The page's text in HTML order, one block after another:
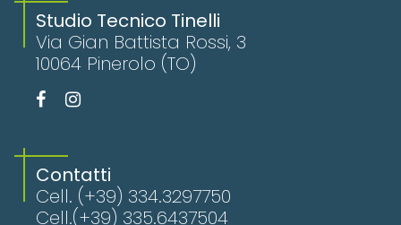
Studio Tecnico Tinelli
Via Gian Battista Rossi, 3
10064 Pinerolo (TO)
Contatti
Cell. (+39) 334.3297750
Cell.(+39) 335.6437504